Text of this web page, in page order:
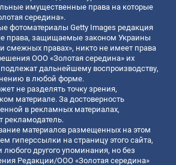
имущественные права на которые
середина».
фотоматериалы Getty Images редакция
права, защищаемые законом Украины
смежных правах», никто не имеет права
ООО «Золотая середина» их
дальнейшему воспроизводству,
в любой форме.
не разделять точку зрения,
материале. За достоверность
в рекламных материалах,
рекламодатель.
материалов размещенных на этом
гиперссылки на страницу этого сайта,
любого другого упоминания, но без
Редакции/ООО «Золотая середина»